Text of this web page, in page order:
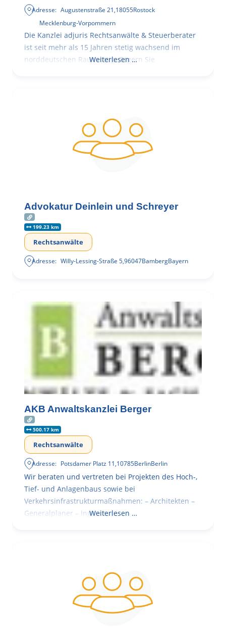
Adresse: Augustenstraße 21,18055Rostock
Mecklenburg-Vorpommern
Die Kanzlei adjuris Rechtsanwälte & Steuerberater
ist seit mehr als 15 Jahren stetig wachsend im
norddeutschen Raum tätig. Zögern Sie
Weiterlesen …
Advokatur Deinlein und Schreyer
199.23 km
Rechtsanwälte
Adresse: Willy-Lessing-Straße 5,96047BambergBayern
AKB Anwaltskanzlei Berger
500.17 km
Rechtsanwälte
Adresse: Potsdamer Platz 11,10785BerlinBerlin
Wir beraten und vertreten bei Projekten des Hoch-,
Tief- und Anlagenbaus sowie bei
Verkehrsinfrastrukturmaßnahmen: – Architekten –
Generalplaner – Ingenieure
Weiterlesen …